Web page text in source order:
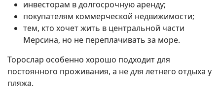
инвесторам в долгосрочную аренду;
покупателям коммерческой недвижимости;
тем, кто хочет жить в центральной части
Мерсина, но не переплачивать за море.
Торослар особенно хорошо подходит для
постоянного проживания, а не для летнего отдыха у
пляжа.